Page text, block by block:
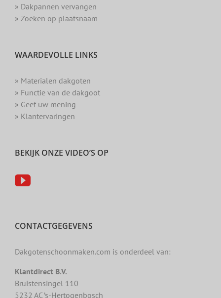
» Dakpannen vervangen
» Zoeken op plaatsnaam
WAARDEVOLLE LINKS
» Materialen dakgoten
» Functie van de dakgoot
» Geef uw mening
» Klantervaringen
BEKIJK ONZE VIDEO’S OP
CONTACTGEGEVENS
Dakgotenschoonmaken.com is onderdeel van:
Klantdirect B.V.
Bruistensingel 110
5232 AC ’s-Hertogenbosch